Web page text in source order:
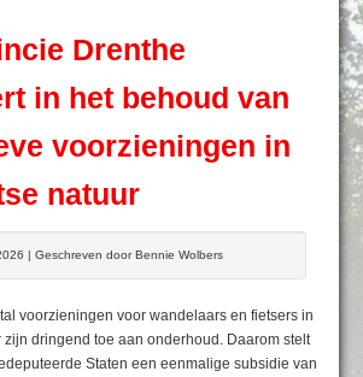
Drenthe
in het behoud van
voorzieningen in
natuur
| Geschreven door Bennie Wolbers
voorzieningen voor wandelaars en fietsers in
zijn dringend toe aan onderhoud. Daarom stelt
Staten een eenmalige subsidie van